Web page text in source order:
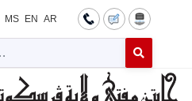
MS EN AR
Type 2 or